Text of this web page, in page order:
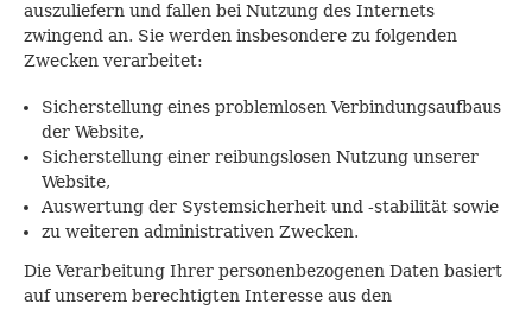
auszuliefern und fallen bei Nutzung des Internets
zwingend an. Sie werden insbesondere zu folgenden
Zwecken verarbeitet:
Sicherstellung eines problemlosen Verbindungsaufbaus
der Website,
Sicherstellung einer reibungslosen Nutzung unserer
Website,
Auswertung der Systemsicherheit und -stabilität sowie
zu weiteren administrativen Zwecken.
Die Verarbeitung Ihrer personenbezogenen Daten basiert
auf unserem berechtigten Interesse aus den